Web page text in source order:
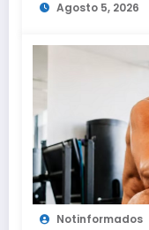
Agosto 5, 2026
Notinformados